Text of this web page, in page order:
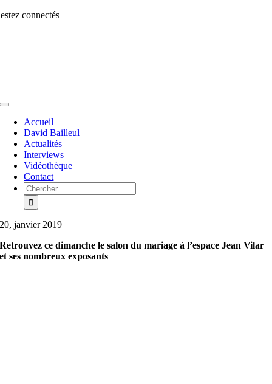
Allerconnectés
Toggle
NavigationAccueil
David Bailleul
Actualités
Interviews
Vidéothèque
Contact
Rechercher:
20, janvier 2019
Retrouvez ce dimanche le salon du mariage à l’espace Jean Vilar
et ses nombreux exposants